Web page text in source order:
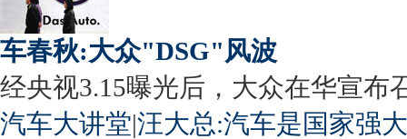
车春秋:大众"DSG"风波
经央视3.15曝光后，大众在华宣布
汽车大讲堂|汪大总:汽车是国家强